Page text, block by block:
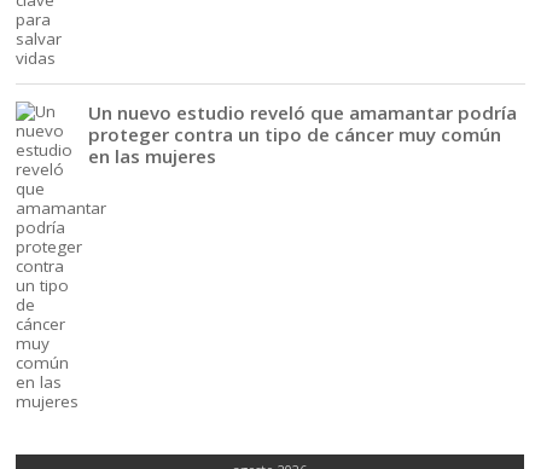
Un nuevo estudio reveló que amamantar podría
proteger contra un tipo de cáncer muy común
en las mujeres